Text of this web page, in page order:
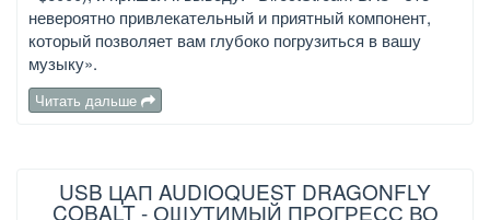
невероятно привлекательный и приятный компонент,
который позволяет вам глубоко погрузиться в вашу
музыку».
Читать дальше
USB ЦАП AUDIOQUEST DRAGONFLY
COBALT - ОЩУТИМЫЙ ПРОГРЕСС ВО